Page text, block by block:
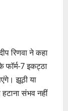
रिणवा ने कहा
फॉर्म-7 इकट्ठा
झूठी या
संभव नहीं